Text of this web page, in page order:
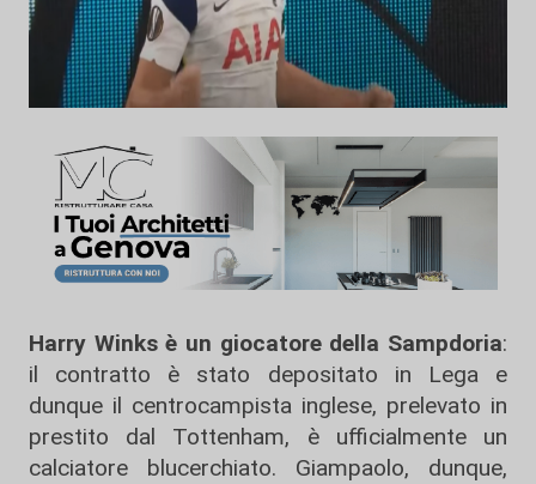
Harry Winks è un giocatore della Sampdoria:
il contratto è stato depositato in Lega e
dunque il centrocampista inglese, prelevato in
prestito dal Tottenham, è ufficialmente un
calciatore blucerchiato. Giampaolo, dunque,